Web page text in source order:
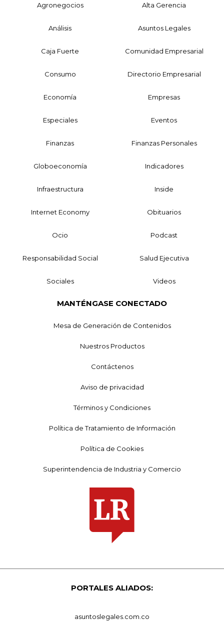
Agronegocios Alta Gerencia
Análisis Asuntos Legales
Caja Fuerte Comunidad Empresarial
Consumo Directorio Empresarial
Economía Empresas
Especiales Eventos
Finanzas Finanzas Personales
Globoeconomía Indicadores
Infraestructura Inside
Internet Economy Obituarios
Ocio Podcast
Responsabilidad Social Salud Ejecutiva
Sociales Videos
MANTÉNGASE CONECTADO
Mesa de Generación de Contenidos
Nuestros Productos
Contáctenos
Aviso de privacidad
Términos y Condiciones
Política de Tratamiento de Información
Política de Cookies
Superintendencia de Industria y Comercio
PORTALES ALIADOS:
asuntoslegales.com.co